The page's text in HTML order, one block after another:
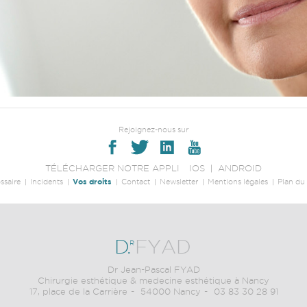
Rejoignez-nous sur
TÉLÉCHARGER NOTRE APPLI IOS ANDROID
Incidents Vos droits Contact Newsletter Mentions légales Plan du
D R
. FYAD
Dr Jean-Pascal FYAD
Chirurgie esthétique & medecine esthétique à Nancy
17, place de la Carrière
54000 Nancy 03 83 30 28 91